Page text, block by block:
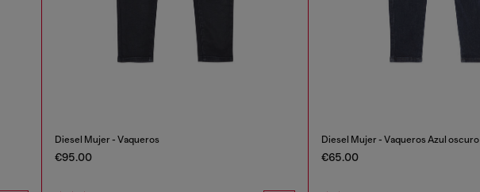
Diesel Mujer - Vaqueros
€95.00
Diesel Mujer - Vaqueros Azul oscuro
€65.00